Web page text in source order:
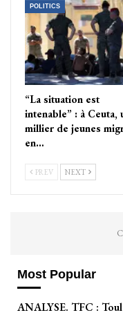
POLITICS
“La situation est
intenable” : à Ceuta,
millier de jeunes
en…
PREV NEXT
Most Popular
ANALYSE. TFC :